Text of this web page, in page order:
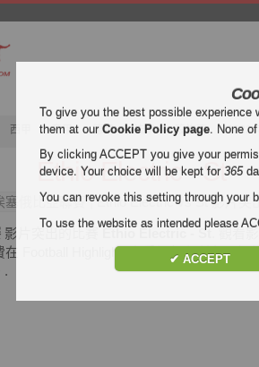
西甲 意甲 德甲 法甲 歿忔盃 2022
Ethio Electric - St
塞俄比亞聯賽 | Ethio Electric vs St 影片突
影片突出的比賽 Ethio Electric - St
在 Football Highlight. 享受視頻和所有目標
.
To give you the best possible
them at ourCookie Policy page. None
By clicking ACCEPT you give your
device. Your choice will be kept for365
You can revoke this setting through your
To use the website as intended please
✔ ACCEPT